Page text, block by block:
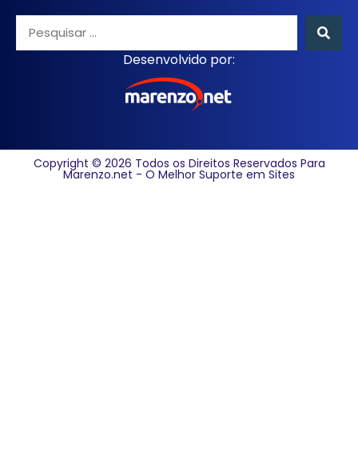
Desenvolvido por:
Copyright © 2026 Todos os Direitos Reservados Para
Marenzo.net - O Melhor Suporte em Sites